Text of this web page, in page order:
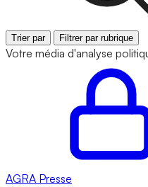
Trier par Filtrer par rubrique
Votre média d'analyse
AGRA Presse